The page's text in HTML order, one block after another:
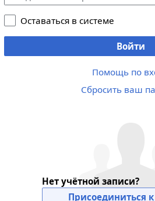
Оставаться в системе
Войти
Помощь по
Сбросить ваш
Нет учётной записи?
Присоединиться